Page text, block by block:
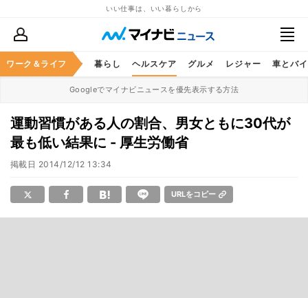
いい仕事は、いい暮らしから
ワーク＆ライフ
ススキル マネー 暮らし ヘルスケア グルメ レジャー 車とバ
Googleでマイナビニュースを優先表示する方法
運動習慣がある人の割合、男女ともに30代が
最も低い結果に - 厚生労働省
掲載日 2014/12/12 13:34
URLをコピー